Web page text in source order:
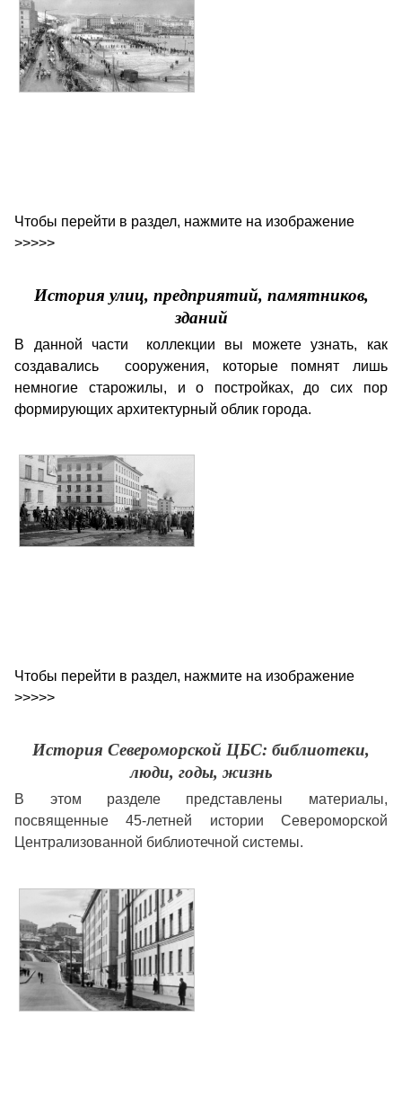
Чтобы перейти в раздел, нажмите на изображение
>>>>>
История улиц, предприятий, памятников,
зданий
В данной части коллекции вы можете узнать, как
создавались сооружения, которые помнят лишь
немногие старожилы, и о постройках, до сих пор
формирующих архитектурный облик города.
Чтобы перейти в раздел, нажмите на изображение
>>>>>
История Североморской ЦБС: библиотеки,
люди, годы, жизнь
В этом разделе представлены материалы,
посвященные 45-летней истории Североморской
Централизованной библиотечной системы.